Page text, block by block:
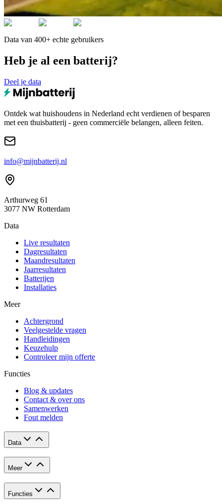
Data van 400+ echte gebruikers
Heb je al een batterij?
Deel je data
Ontdek wat huishoudens in Nederland echt verdienen of besparen
met een thuisbatterij - geen commerciële belangen, alleen feiten.
info@mijnbatterij.nl
Arthurweg 61
3077 NW Rotterdam
Data
Live resultaten
Dagresultaten
Maandresultaten
Jaarresultaten
Batterijen
Installaties
Meer
Achtergrond
Veelgestelde vragen
Handleidingen
Keuzehulp
Controleer mijn offerte
Functies
Blog & updates
Contact & over ons
Samenwerken
Fout melden
Data
Meer
Functies